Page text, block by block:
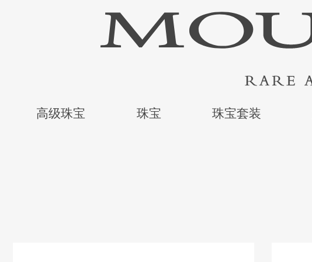
高级珠宝 珠宝 珠宝套装